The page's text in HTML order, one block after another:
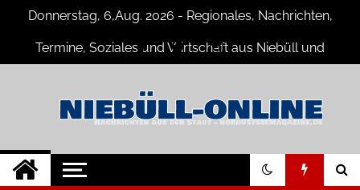
content
Donnerstag, 6,Aug. 2026 - Regionales, Nachrichten,
Termine, Soziales und Wirtschaft aus Niebüll und
Niebüll-Online
Neuigkeiten und Nachrichten aus
Niebüll und Umgebung